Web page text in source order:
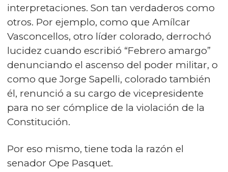
interpretaciones. Son tan verdaderos como
otros. Por ejemplo, como que Amílcar
Vasconcellos, otro líder colorado, derrochó
lucidez cuando escribió “Febrero amargo”
denunciando el ascenso del poder militar, o
como que Jorge Sapelli, colorado también
él, renunció a su cargo de vicepresidente
para no ser cómplice de la violación de la
Constitución.
Por eso mismo, tiene toda la razón el
senador Ope Pasquet.